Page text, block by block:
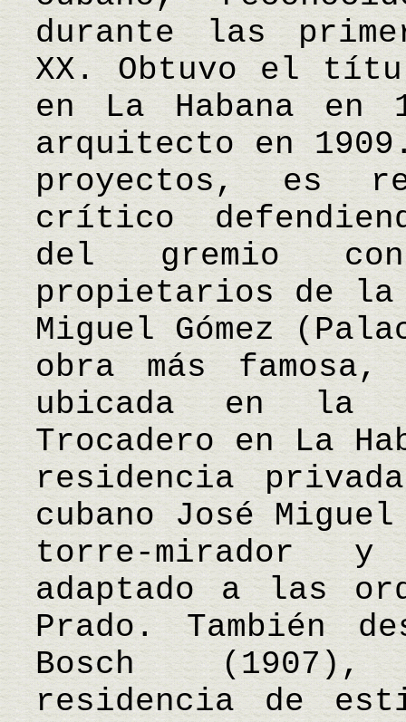
durante las
XX. Obtuvo el
en La Habana en
arquitecto en
proyectos, es
crítico
del gremio
propietarios de la
Miguel Gómez
obra más famosa,
ubicada en la
Trocadero en La
residencia
cubano José
torre-mirador
adaptado a las
Prado. También
Bosch
residencia de